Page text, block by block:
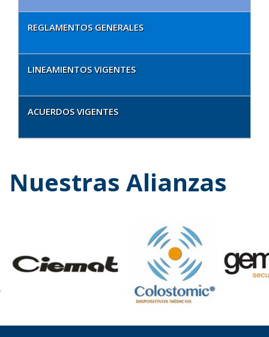
REGLAMENTOS GENERALES
LINEAMIENTOS VIGENTES
ACUERDOS VIGENTES
Nuestras Alianzas